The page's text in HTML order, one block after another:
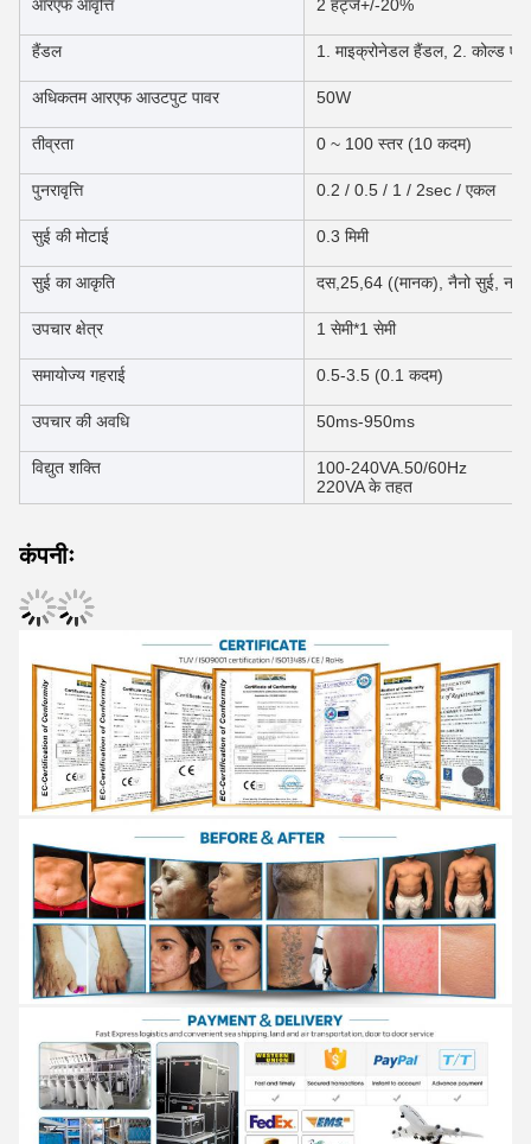
आरएफ आवृत्ति 2 हर्ट्ज+/-20%
हैंडल 1. माइक्रोनेडल हैंडल, 2. कोल्ड
अधिकतम आरएफ आउटपुट पावर 50W
तीव्रता 0 ~ 100 स्तर (10 कदम)
पुनरावृत्ति 0.2 / 0.5 / 1 / 2sec / एकल
सुई की मोटाई 0.3 मिमी
सुई का आकृति दस,25,64 ((मानक), नैनो सुई,
उपचार क्षेत्र 1 सेमी*1 सेमी
समायोज्य गहराई 0.5-3.5 (0.1 कदम)
उपचार की अवधि 50ms-950ms
विद्युत शक्ति
100-240VA.50/60Hz
220VA के तहत
कंपनीः